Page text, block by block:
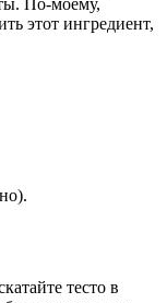
этот ингредиент,
тесто в